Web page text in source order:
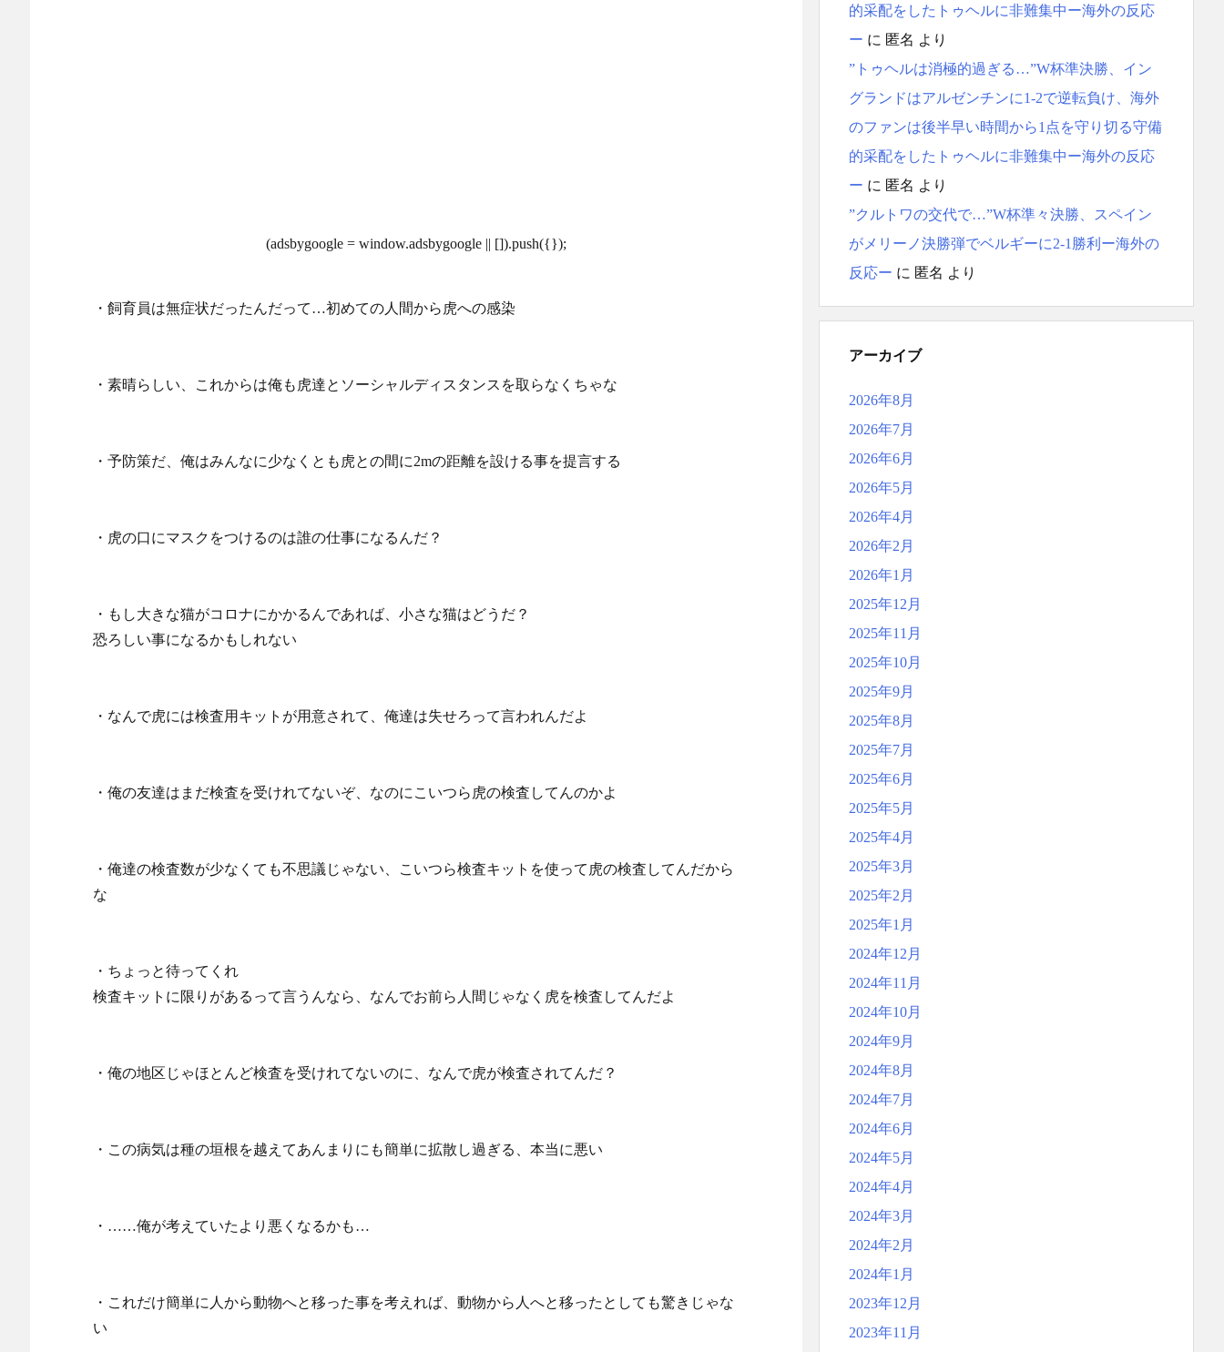
(adsbygoogle = window.adsbygoogle || []).push({});
・飼育員は無症状だったんだって…初めての人間から虎への感染
・素晴らしい、これからは俺も虎達とソーシャルディスタンスを取らなくちゃな
・予防策だ、俺はみんなに少なくとも虎との間に2mの距離を設ける事を提言する
・虎の口にマスクをつけるのは誰の仕事になるんだ？
・もし大きな猫がコロナにかかるんであれば、小さな猫はどうだ？
恐ろしい事になるかもしれない
・なんで虎には検査用キットが用意されて、俺達は失せろって言われんだよ
・俺の友達はまだ検査を受けれてないぞ、なのにこいつら虎の検査してんのかよ
・俺達の検査数が少なくても不思議じゃない、こいつら検査キットを使って虎の検査してんだから
な
・ちょっと待ってくれ
検査キットに限りがあるって言うんなら、なんでお前ら人間じゃなく虎を検査してんだよ
・俺の地区じゃほとんど検査を受けれてないのに、なんで虎が検査されてんだ？
・この病気は種の垣根を越えてあんまりにも簡単に拡散し過ぎる、本当に悪い
・……俺が考えていたより悪くなるかも…
・これだけ簡単に人から動物へと移った事を考えれば、動物から人へと移ったとしても驚きじゃな
い
的采配をしたトゥヘルに非難集中ー海外の反応
ー に 匿名 より
”トゥヘルは消極的過ぎる…”W杯準決勝、イン
グランドはアルゼンチンに1-2で逆転負け、海外
のファンは後半早い時間から1点を守り切る守備
的采配をしたトゥヘルに非難集中ー海外の反応
ー に 匿名 より
”クルトワの交代で…”W杯準々決勝、スペイン
がメリーノ決勝弾でベルギーに2-1勝利ー海外の
反応ー に 匿名 より
アーカイブ
2026年8月
2026年7月
2026年6月
2026年5月
2026年4月
2026年2月
2026年1月
2025年12月
2025年11月
2025年10月
2025年9月
2025年8月
2025年7月
2025年6月
2025年5月
2025年4月
2025年3月
2025年2月
2025年1月
2024年12月
2024年11月
2024年10月
2024年9月
2024年8月
2024年7月
2024年6月
2024年5月
2024年4月
2024年3月
2024年2月
2024年1月
2023年12月
2023年11月